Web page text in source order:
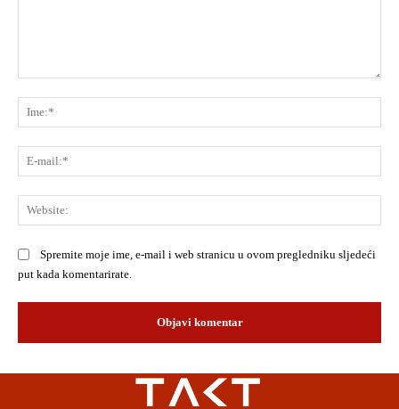
Spremite moje ime, e-mail i web stranicu u ovom pregledniku sljedeći
put kada komentarirate.